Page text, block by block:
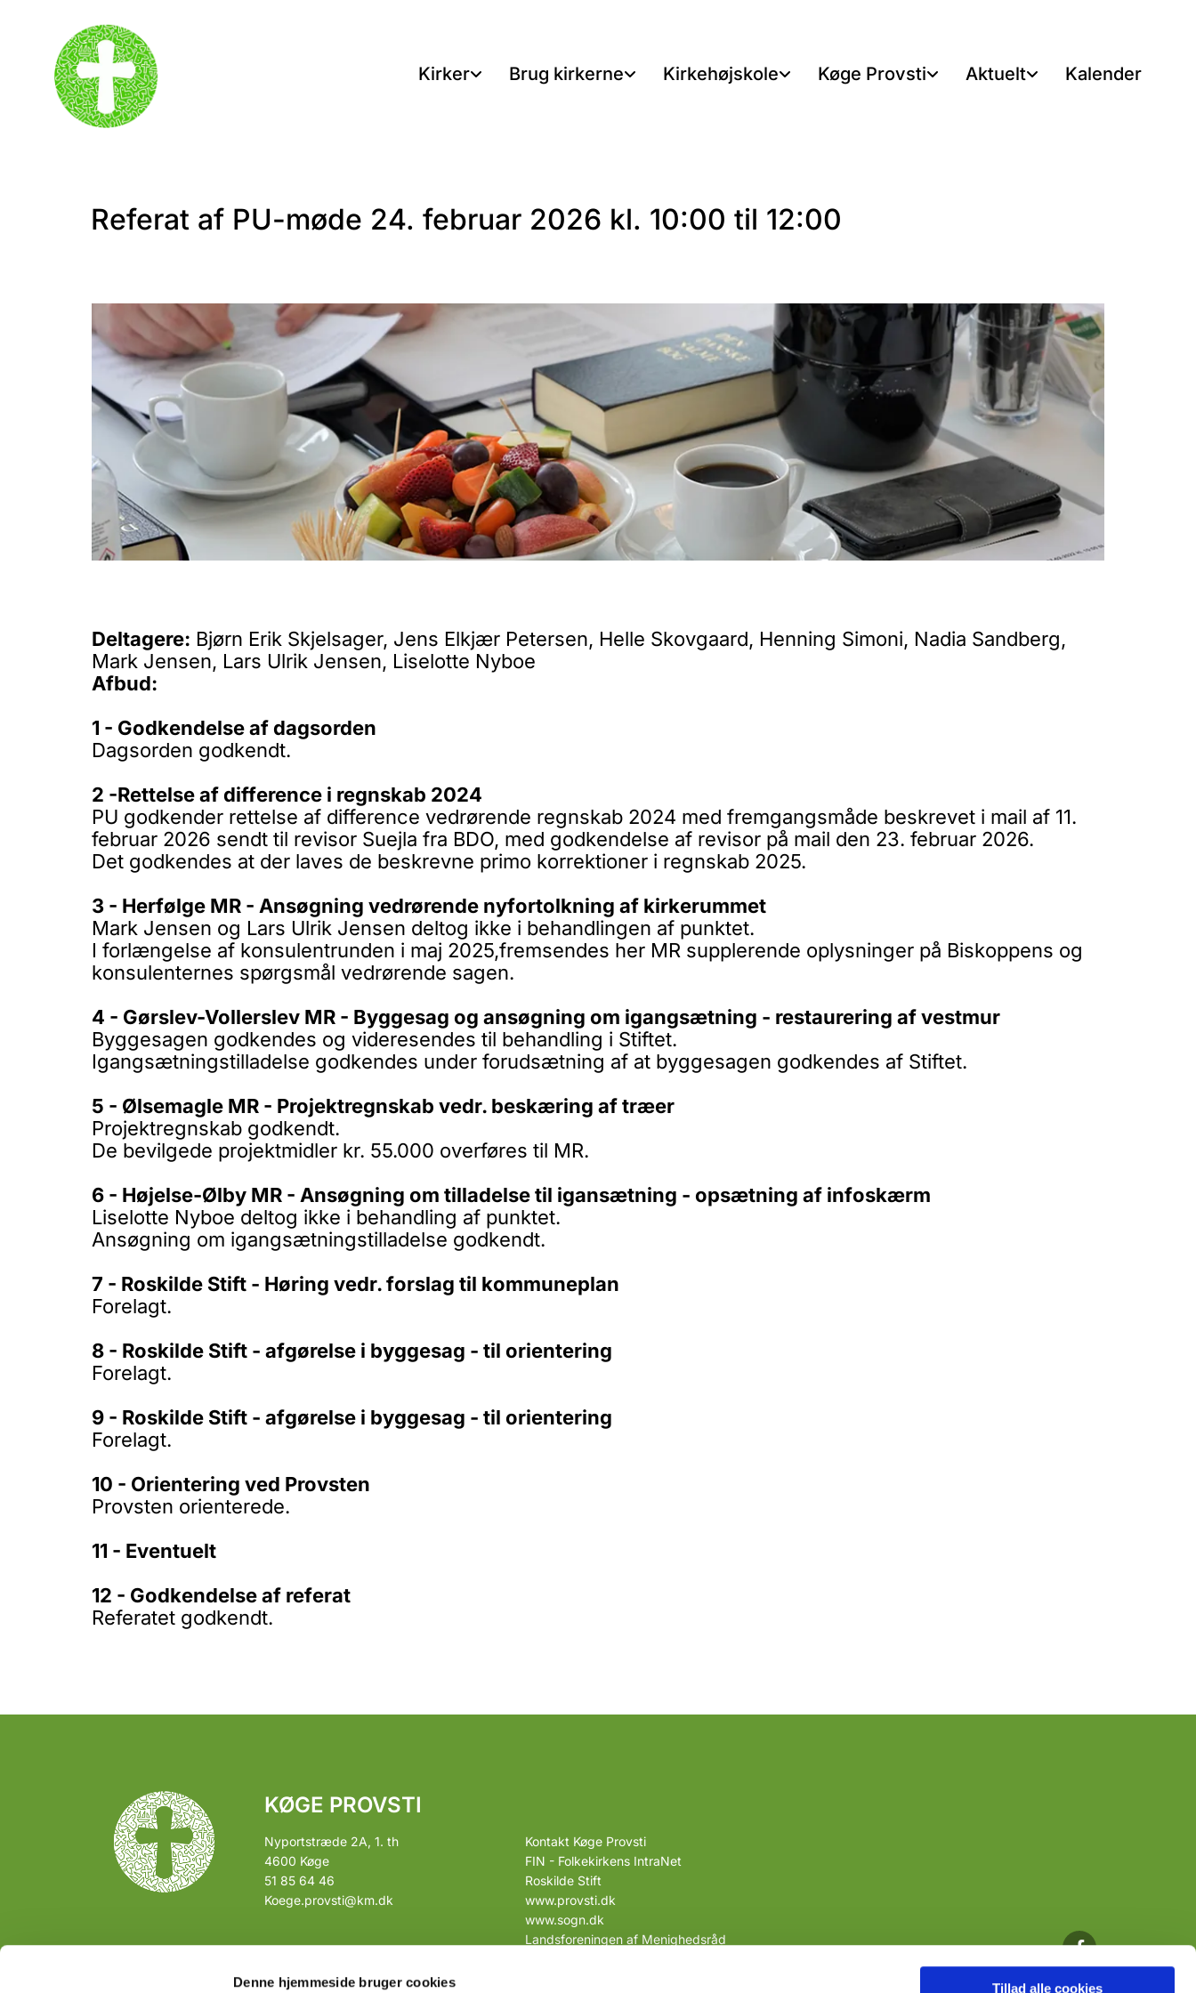
Denne hjemmeside bruger cookies Tillad alle cookies
Kirker Brug kirkerne Kirkehøjskole Køge Provsti Aktuelt Kalender
Referat af PU-møde 24. februar 2026 kl. 10:00 til 12:00
Deltagere: Bjørn Erik Skjelsager, Jens Elkjær Petersen, Helle Skovgaard, Henning Simoni, Nadia Sandberg,
Mark Jensen, Lars Ulrik Jensen, Liselotte Nyboe
Afbud:
1 - Godkendelse af dagsorden
Dagsorden godkendt.
2 -Rettelse af difference i regnskab 2024
PU godkender rettelse af difference vedrørende regnskab 2024 med fremgangsmåde beskrevet i mail af 11.
februar 2026 sendt til revisor Suejla fra BDO, med godkendelse af revisor på mail den 23. februar 2026.
Det godkendes at der laves de beskrevne primo korrektioner i regnskab 2025.
3 - Herfølge MR - Ansøgning vedrørende nyfortolkning af kirkerummet
Mark Jensen og Lars Ulrik Jensen deltog ikke i behandlingen af punktet.
I forlængelse af konsulentrunden i maj 2025,fremsendes her MR supplerende oplysninger på Biskoppens og
konsulenternes spørgsmål vedrørende sagen.
4 - Gørslev-Vollerslev MR - Byggesag og ansøgning om igangsætning - restaurering af vestmur
Byggesagen godkendes og videresendes til behandling i Stiftet.
Igangsætningstilladelse godkendes under forudsætning af at byggesagen godkendes af Stiftet.
5 - Ølsemagle MR - Projektregnskab vedr. beskæring af træer
Projektregnskab godkendt.
De bevilgede projektmidler kr. 55.000 overføres til MR.
6 - Højelse-Ølby MR - Ansøgning om tilladelse til igansætning - opsætning af infoskærm
Liselotte Nyboe deltog ikke i behandling af punktet.
Ansøgning om igangsætningstilladelse godkendt.
7 - Roskilde Stift - Høring vedr. forslag til kommuneplan
Forelagt.
8 - Roskilde Stift - afgørelse i byggesag - til orientering
Forelagt.
9 - Roskilde Stift - afgørelse i byggesag - til orientering
Forelagt.
10 - Orientering ved Provsten
Provsten orienterede.
11 - Eventuelt
12 - Godkendelse af referat
Referatet godkendt.
KØGE PROVSTI
Nyportstræde 2A, 1. th
4600 Køge
51 85 64 46
Koege.provsti@km.dk
Kontakt Køge Provsti
FIN - Folkekirkens IntraNet
Roskilde Stift
www.provsti.dk
www.sogn.dk
Landsforeningen af Menighedsråd